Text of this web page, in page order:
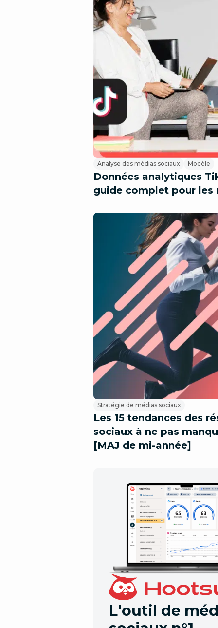
Analyse des médias sociaux Modèle
Données analytiques
guide complet pour les
Stratégie de médias sociaux
Les 15 tendances des
sociaux à ne pas
[MAJ de mi-année]
L'outil de